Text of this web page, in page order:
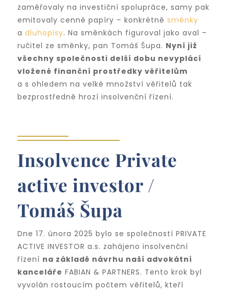
zaměřovaly na investiční spolupráce, samy pak
emitovaly cenné papíry – konkrétně směnky
a dluhopisy. Na směnkách figuroval jako aval –
ručitel ze směnky, pan Tomáš Šupa. Nyní již
všechny společnosti delší dobu nevyplácí
vložené finanční prostředky věřitelům
a s ohledem na velké množství věřitelů tak
bezprostředně hrozí insolvenční řízení.
Insolvence Private
active investor /
Tomáš Šupa
Dne 17. února 2025 bylo se společností PRIVATE
ACTIVE INVESTOR a.s. zahájeno insolvenční
řízení na základě návrhu naší advokátní
kanceláře FABIAN & PARTNERS. Tento krok byl
vyvolán rostoucím počtem věřitelů, kteří